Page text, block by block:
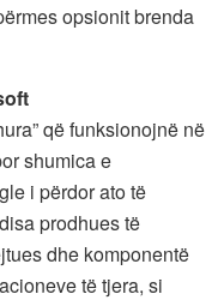
opsionit brenda
që funksionojnë në
shumica e
i përdor ato të
prodhues të
dhe komponentë
të tjera, si